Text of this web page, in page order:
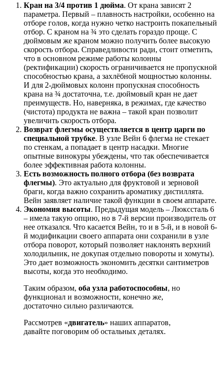
Кран на 3/4 против 1 дюйма. От крана зависят 2
параметра. Первый – плавность настройки, особенно на
отборе голов, когда нужно четко настроить покапельный
отбор. С краном на ¾ это сделать гораздо проще. С
дюймовым же краном можно получить более высокую
скорость отбора. Справедливости ради, стоит отметить,
что в основном режиме работы колонны
(ректификации) скорость ограничивается не пропускной
способностью крана, а захлёбной мощностью колонны.
И для 2-дюймовых колонн пропускная способность
крана на ¾ достаточна, т.е. дюймовый кран не дает
преимуществ. Но, наверняка, в режимах, где качество
(чистота) продукта не важна – такой кран позволит
увеличить скорость отбора.
Возврат флегмы осуществляется в центр царги по
специальной трубке. В узле Вейн 6 флегма не стекает
по стенкам, а попадает в центр насадки. Многие
опытные винокуры убеждены, что так обеспечивается
более эффективная работа колонны.
Есть возможность полного отбора (без возврата
флегмы). Это актуально для фруктовой и зерновой
браги, когда важно сохранить ароматику дистиллята.
Вейн заявляет наличие такой функции в своем аппарате.
Экономия высоты. Предыдущая модель – Люкссталь 6
– имела такую опцию, но в 7-й версии производитель от
нее отказался. Что касается Вейн, то и в 5-й, и в новой 6-
й модификации своего аппарата они сохранили в узле
отбора поворот, который позволяет наклонять верхний
холодильник, не докупая отдельно повороты и хомуты).
Это дает возможность экономить десятки сантиметров
высоты, когда это необходимо.
Таким образом, оба узла работоспособны, но
функционал и возможности, конечно же,
достаточно сильно различаются.
Рассмотрев «двигатель» наших аппаратов,
давайте поговорим об остальных деталях.